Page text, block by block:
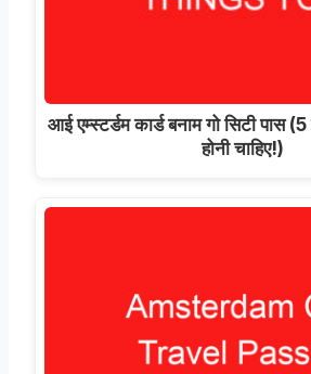
आई एम्स्टर्डम कार्ड बनाम गो सिटी पास
होनी चाहिए!)